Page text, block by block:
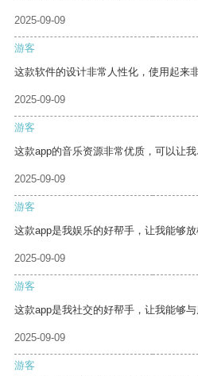
2025-09-09
游客
这款软件的设计非常人性化，使用起来
2025-09-09
游客
这款app的音乐资源非常优质，可以让我
2025-09-09
游客
这款app是我娱乐的好帮手，让我能够放
2025-09-09
游客
这款app是我社交的好帮手，让我能够
2025-09-09
游客